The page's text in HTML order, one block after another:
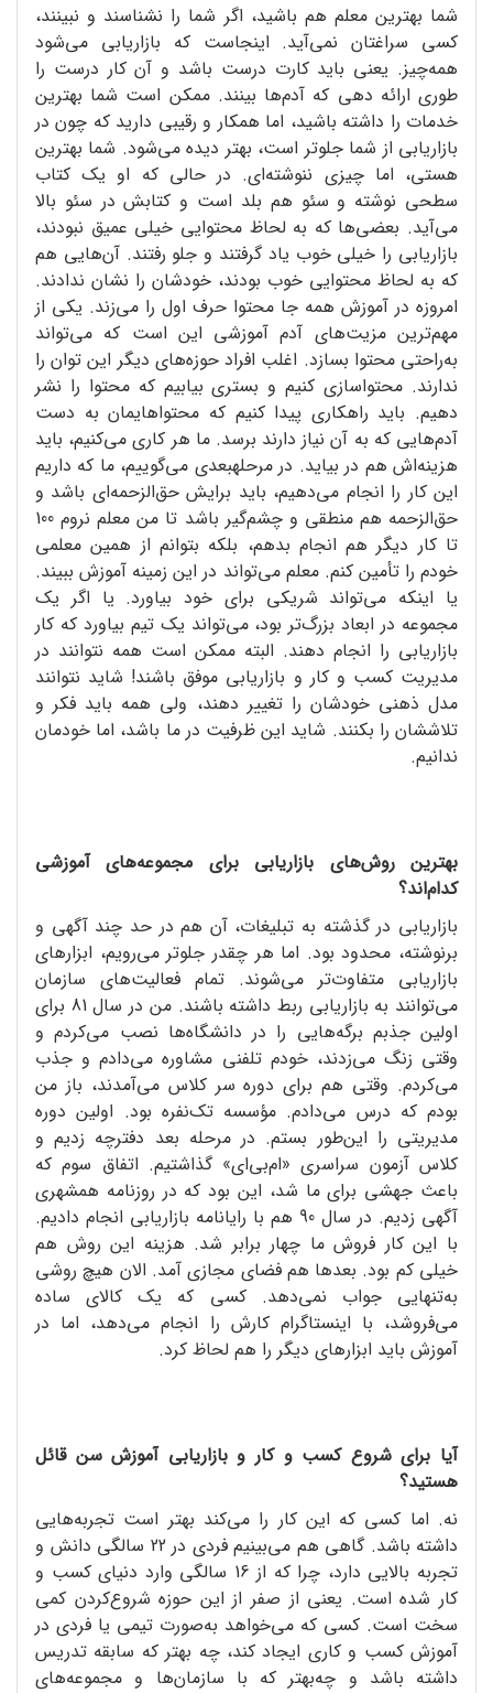
شما بهترین معلم هم باشید، اگر شما را نشناسند و نبینند،
کسی سراغتان نمی‌آید. اینجاست که بازاریابی می‌شود
همه‌چیز. یعنی باید کارت درست باشد و آن کار درست را
طوری ارائه دهی که آدم‌ها بینند. ممکن است شما بهترین
خدمات را داشته باشید، اما همکار و رقیبی دارید که چون در
بازاریابی از شما جلوتر است، بهتر دیده می‌شود. شما بهترین
هستی، اما چیزی ننوشته‌ای. در حالی که او یک کتاب
سطحی نوشته و سئو هم بلد است و کتابش در سئو بالا
می‌آید. بعضی‌ها که به لحاظ محتوایی خیلی عمیق نبودند،
بازاریابی را خیلی خوب یاد گرفتند و جلو رفتند. آن‌هایی هم
که به لحاظ محتوایی خوب بودند، خودشان را نشان ندادند.
امروزه در آموزش همه جا محتوا حرف اول را می‌زند. یکی از
مهم‌ترین مزیت‌های آدم آموزشی این است که می‌تواند
به‌راحتی محتوا بسازد. اغلب افراد حوزه‌های دیگر این توان را
ندارند. محتواسازی کنیم و بستری بیابیم که محتوا را نشر
دهیم. باید راهکاری پیدا کنیم که محتواهایمان به دست
آدم‌هایی که به آن نیاز دارند برسد. ما هر کاری می‌کنیم، باید
هزینه‌اش هم در بیاید. در مرحلهبعدی می‌گوییم، ما که داریم
این کار را انجام می‌دهیم، باید برایش حق‌الزحمه‌ای باشد و
حق‌الزحمه هم منطقی و چشم‌گیر باشد تا من معلم نروم 100
تا کار دیگر هم انجام بدهم، بلکه بتوانم از همین معلمی
خودم را تأمین کنم. معلم می‌تواند در این زمینه آموزش ببیند.
یا اینکه می‌تواند شریکی برای خود بیاورد. یا اگر یک
مجموعه در ابعاد بزرگ‌تر بود، می‌تواند یک تیم بیاورد که کار
بازاریابی را انجام دهند. البته ممکن است همه نتوانند در
مدیریت کسب و کار و بازاریابی موفق باشند! شاید نتوانند
مدل ذهنی خودشان را تغییر دهند، ولی همه باید فکر و
تلاششان را بکنند. شاید این ظرفیت در ما باشد، اما خودمان
ندانیم.
بهترین روش‌های بازاریابی برای مجموعه‌های آموزشی
کدام‌اند؟
بازاریابی در گذشته به تبلیغات، آن هم در حد چند آگهی و
برنوشته، محدود بود. اما هر چقدر جلوتر می‌رویم، ابزارهای
بازاریابی متفاوت‌تر می‌شوند. تمام فعالیت‌های سازمان
می‌توانند به بازاریابی ربط داشته باشند. من در سال 81 برای
اولین جذبم برگه‌هایی را در دانشگاه‌ها نصب می‌کردم و
وقتی زنگ می‌زدند، خودم تلفنی مشاوره می‌دادم و جذب
می‌کردم. وقتی هم برای دوره سر کلاس می‌آمدند، باز من
بودم که درس می‌دادم. مؤسسه تک‌نفره بود. اولین دوره
مدیریتی را این‌طور بستم. در مرحله بعد دفترچه زدیم و
کلاس آزمون سراسری «ام‌بی‌ای» گذاشتیم. اتفاق سوم که
باعث جهشی برای ما شد، این بود که در روزنامه همشهری
آگهی زدیم. در سال 90 هم با رایانامه بازاریابی انجام دادیم.
با این کار فروش ما چهار برابر شد. هزینه این روش هم
خیلی کم بود. بعدها هم فضای مجازی آمد. الان هیچ روشی
به‌تنهایی جواب نمی‌دهد. کسی که یک کالای ساده
می‌فروشد، با اینستاگرام کارش را انجام می‌دهد، اما در
آموزش باید ابزارهای دیگر را هم لحاظ کرد.
آیا برای شروع کسب و کار و بازاریابی آموزش سن قائل
هستید؟
نه. اما کسی که این کار را می‌کند بهتر است تجربه‌هایی
داشته باشد. گاهی هم می‌بینیم فردی در 22 سالگی دانش و
تجربه بالایی دارد، چرا که از 16 سالگی وارد دنیای کسب و
کار شده است. یعنی از صفر از این حوزه شروع‌کردن کمی
سخت است. کسی که می‌خواهد به‌صورت تیمی یا فردی در
آموزش کسب و کاری ایجاد کند، چه ‌بهتر که سابقه تدریس
داشته باشد و چه‌بهتر که با سازمان‌ها و مجموعه‌های